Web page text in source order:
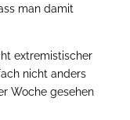
man damit
extremistischer
nicht anders
Woche gesehen